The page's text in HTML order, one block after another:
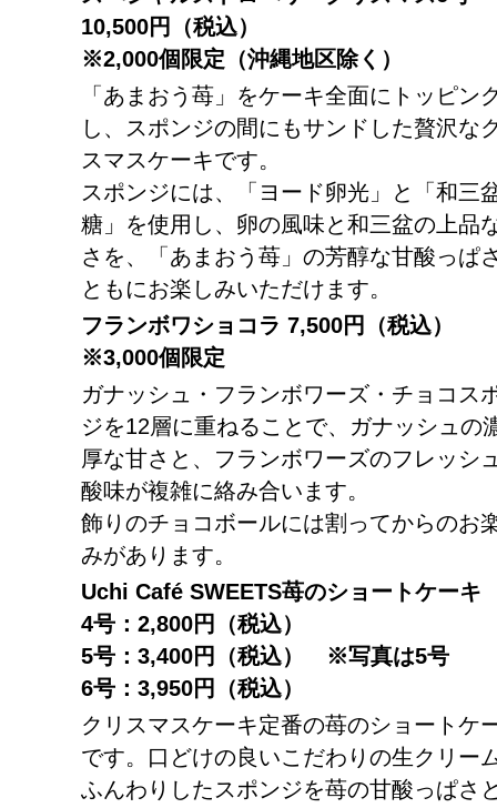
10,500円（税込）
※2,000個限定（沖縄地区除く）
「あまおう苺」をケーキ全面にトッピン
し、スポンジの間にもサンドした贅沢な
スマスケーキです。
スポンジには、「ヨード卵光」と「和三
糖」を使用し、卵の風味と和三盆の上品
さを、「あまおう苺」の芳醇な甘酸っぱ
ともにお楽しみいただけます。
フランボワショコラ 7,500円（税込）
※3,000個限定
ガナッシュ・フランボワーズ・チョコス
ジを12層に重ねることで、ガナッシュの
厚な甘さと、フランボワーズのフレッシ
酸味が複雑に絡み合います。
飾りのチョコボールには割ってからのお
みがあります。
Uchi Café SWEETS苺のショートケーキ
4号： 2,800円（税込）
5号： 3,400円（税込） ※写真は5号
6号：3,950円（税込）
クリスマスケーキ定番の苺のショートケ
です。口どけの良いこだわりの生クリー
ふんわりしたスポンジを苺の甘酸っぱさ